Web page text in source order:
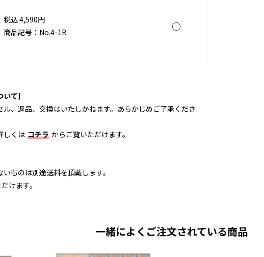
税込 4,590円
商品記号：No.4-1B
○
て］
、返品、交換はいたしかねます。あらかじめご了承くださ
しくは コチラ からご覧いただけます。
ものは別途送料を頂戴します。
けます。
一緒によくご注文されている商品